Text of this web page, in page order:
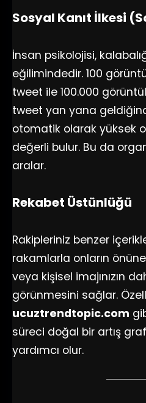
Sosyal Kanıt İlkesi
İnsan psikolojisi,
eğilimindedir. 100
tweet ile 100.000
tweet yan yana
otomatik olarak yüksek
değerli bulur. Bu da
aralar.
Rekabet Üstünlüğü
Rakipleriniz benzer
rakamlarla onların
veya kişisel imajınızın
görünmesini sağlar.
ucuztrendtopic.com
süreci doğal bir artış
yardımcı olur.